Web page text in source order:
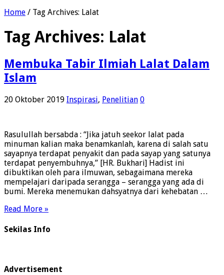
Home / Tag Archives: Lalat
Tag Archives: Lalat
Membuka Tabir Ilmiah Lalat Dalam
Islam
20 Oktober 2019 Inspirasi, Penelitian 0
Rasulullah bersabda : “Jika jatuh seekor lalat pada
minuman kalian maka benamkanlah, karena di salah satu
sayapnya terdapat penyakit dan pada sayap yang satunya
terdapat penyembuhnya,” [HR. Bukhari] Hadist ini
dibuktikan oleh para ilmuwan, sebagaimana mereka
mempelajari daripada serangga – serangga yang ada di
bumi. Mereka menemukan dahsyatnya dari kehebatan …
Read More »
Sekilas Info
Advertisement